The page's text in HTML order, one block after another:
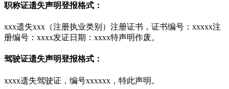
职称证遗失声明登报格式：
xxx遗失xxx（注册执业类别）注册证书，证书编号：xxxxx注
册编号：xxxx发证日期：xxxx特声明作废。
驾驶证遗失声明登报格式：
xxxx遗失驾驶证，编号xxxxxx，特此声明。